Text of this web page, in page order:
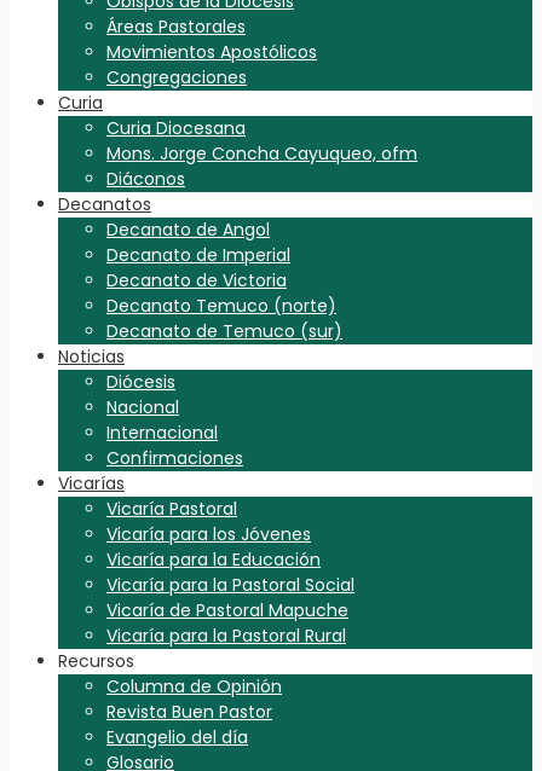
Áreas Pastorales
Movimientos Apostólicos
Congregaciones
Curia
Curia Diocesana
Mons. Jorge Concha Cayuqueo, ofm
Diáconos
Decanatos
Decanato de Angol
Decanato de Imperial
Decanato de Victoria
Decanato Temuco (norte)
Decanato de Temuco (sur)
Noticias
Diócesis
Nacional
Internacional
Confirmaciones
Vicarías
Vicaría Pastoral
Vicaría para los Jóvenes
Vicaría para la Educación
Vicaría para la Pastoral Social
Vicaría de Pastoral Mapuche
Vicaría para la Pastoral Rural
Recursos
Columna de Opinión
Revista Buen Pastor
Evangelio del día
Glosario